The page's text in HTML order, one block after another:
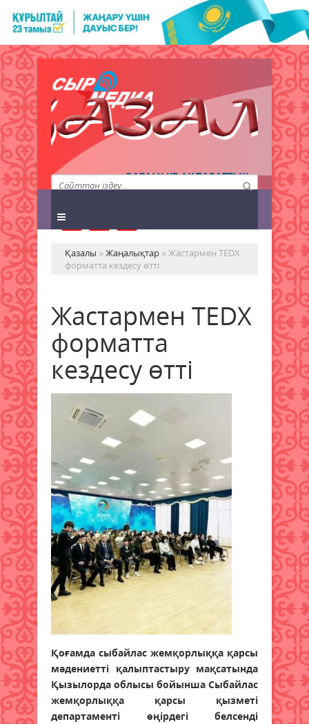
QAZALY.KZ АҚПАРАТТЫҚ
АГЕНТТІГІ
Қазалы »Жаңалықтар » Жастармен TEDХ
форматта кездесу өтті
Жастармен TEDХ
форматта
кездесу өтті
Қоғамда сыбайлас жемқорлыққа қарсы
мәдениетті қалыптастыру мақсатында
Қызылорда облысы бойынша Сыбайлас
жемқорлыққа қарсы қызметі
департаменті өңірдегі белсенді